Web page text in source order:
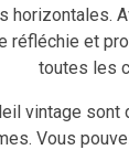
horizontales.
réfléchie et
toutes les
vintage sont
Vous